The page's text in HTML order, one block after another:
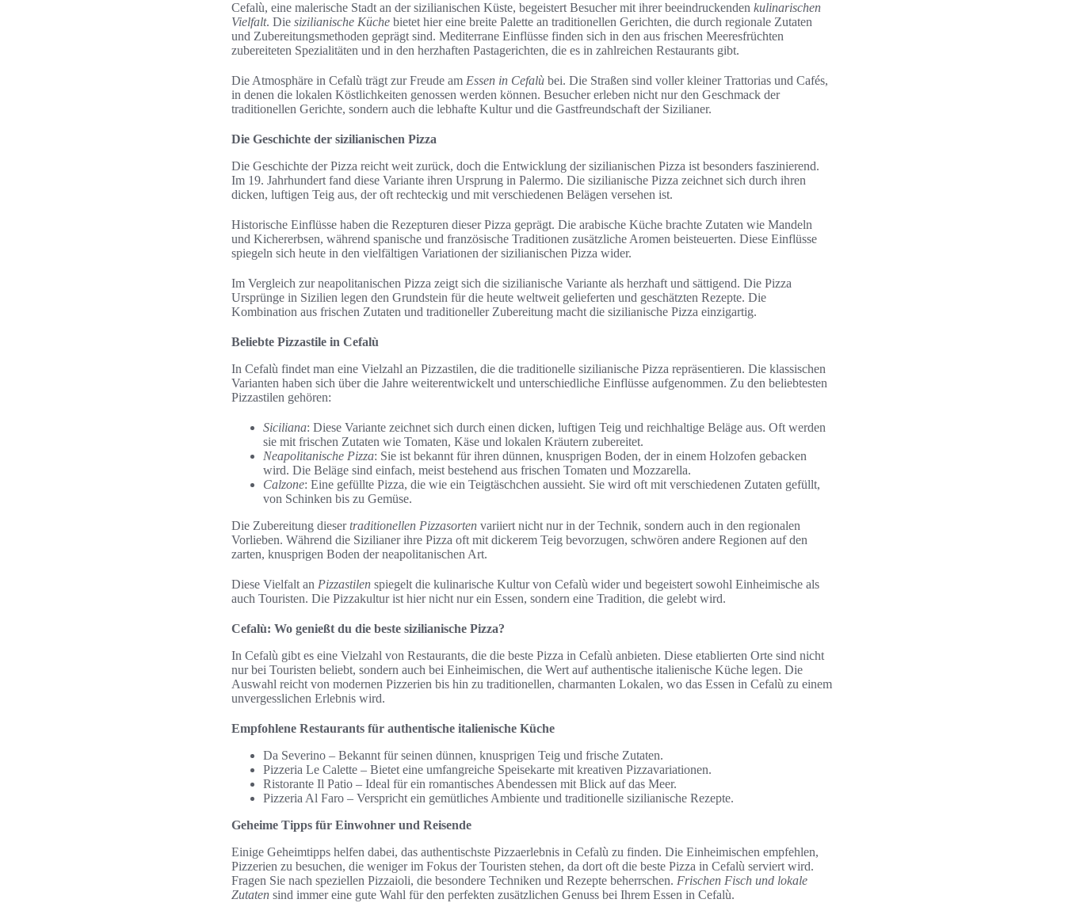
Cefalù, eine malerische Stadt an der sizilianischen Küste, begeistert Besucher mit ihrer beeindruckenden kulinarischen
Vielfalt. Die sizilianische Küche bietet hier eine breite Palette an traditionellen Gerichten, die durch regionale Zutaten
und Zubereitungsmethoden geprägt sind. Mediterrane Einflüsse finden sich in den aus frischen Meeresfrüchten
zubereiteten Spezialitäten und in den herzhaften Pastagerichten, die es in zahlreichen Restaurants gibt.
Die Atmosphäre in Cefalù trägt zur Freude am Essen in Cefalù bei. Die Straßen sind voller kleiner Trattorias und Cafés,
in denen die lokalen Köstlichkeiten genossen werden können. Besucher erleben nicht nur den Geschmack der
traditionellen Gerichte, sondern auch die lebhafte Kultur und die Gastfreundschaft der Sizilianer.
Die Geschichte der sizilianischen Pizza
Die Geschichte der Pizza reicht weit zurück, doch die Entwicklung der sizilianischen Pizza ist besonders faszinierend.
Im 19. Jahrhundert fand diese Variante ihren Ursprung in Palermo. Die sizilianische Pizza zeichnet sich durch ihren
dicken, luftigen Teig aus, der oft rechteckig und mit verschiedenen Belägen versehen ist.
Historische Einflüsse haben die Rezepturen dieser Pizza geprägt. Die arabische Küche brachte Zutaten wie Mandeln
und Kichererbsen, während spanische und französische Traditionen zusätzliche Aromen beisteuerten. Diese Einflüsse
spiegeln sich heute in den vielfältigen Variationen der sizilianischen Pizza wider.
Im Vergleich zur neapolitanischen Pizza zeigt sich die sizilianische Variante als herzhaft und sättigend. Die Pizza
Ursprünge in Sizilien legen den Grundstein für die heute weltweit gelieferten und geschätzten Rezepte. Die
Kombination aus frischen Zutaten und traditioneller Zubereitung macht die sizilianische Pizza einzigartig.
Beliebte Pizzastile in Cefalù
In Cefalù findet man eine Vielzahl an Pizzastilen, die die traditionelle sizilianische Pizza repräsentieren. Die klassischen
Varianten haben sich über die Jahre weiterentwickelt und unterschiedliche Einflüsse aufgenommen. Zu den beliebtesten
Pizzastilen gehören:
Siciliana: Diese Variante zeichnet sich durch einen dicken, luftigen Teig und reichhaltige Beläge aus. Oft werden
sie mit frischen Zutaten wie Tomaten, Käse und lokalen Kräutern zubereitet.
Neapolitanische Pizza: Sie ist bekannt für ihren dünnen, knusprigen Boden, der in einem Holzofen gebacken
wird. Die Beläge sind einfach, meist bestehend aus frischen Tomaten und Mozzarella.
Calzone: Eine gefüllte Pizza, die wie ein Teigtäschchen aussieht. Sie wird oft mit verschiedenen Zutaten gefüllt,
von Schinken bis zu Gemüse.
Die Zubereitung diesertraditionellen Pizzasorten variiert nicht nur in der Technik, sondern auch in den regionalen
Vorlieben. Während die Sizilianer ihre Pizza oft mit dickerem Teig bevorzugen, schwören andere Regionen auf den
zarten, knusprigen Boden der neapolitanischen Art.
Diese Vielfalt an Pizzastilen spiegelt die kulinarische Kultur von Cefalù wider und begeistert sowohl Einheimische als
auch Touristen. Die Pizzakultur ist hier nicht nur ein Essen, sondern eine Tradition, die gelebt wird.
Cefalù: Wo genießt du die beste sizilianische Pizza?
In Cefalù gibt es eine Vielzahl von Restaurants, die die beste Pizza in Cefalù anbieten. Diese etablierten Orte sind nicht
nur bei Touristen beliebt, sondern auch bei Einheimischen, die Wert auf authentische italienische Küche legen. Die
Auswahl reicht von modernen Pizzerien bis hin zu traditionellen, charmanten Lokalen, wo das Essen in Cefalù zu einem
unvergesslichen Erlebnis wird.
Empfohlene Restaurants für authentische italienische Küche
Da Severino – Bekannt für seinen dünnen, knusprigen Teig und frische Zutaten.
Pizzeria Le Calette – Bietet eine umfangreiche Speisekarte mit kreativen Pizzavariationen.
Ristorante Il Patio – Ideal für ein romantisches Abendessen mit Blick auf das Meer.
Pizzeria Al Faro – Verspricht ein gemütliches Ambiente und traditionelle sizilianische Rezepte.
Geheime Tipps für Einwohner und Reisende
Einige Geheimtipps helfen dabei, das authentischste Pizzaerlebnis in Cefalù zu finden. Die Einheimischen empfehlen,
Pizzerien zu besuchen, die weniger im Fokus der Touristen stehen, da dort oft die beste Pizza in Cefalù serviert wird.
Fragen Sie nach speziellen Pizzaioli, die besondere Techniken und Rezepte beherrschen. Frischen Fisch und lokale
Zutaten sind immer eine gute Wahl für den perfekten zusätzlichen Genuss bei Ihrem Essen in Cefalù.